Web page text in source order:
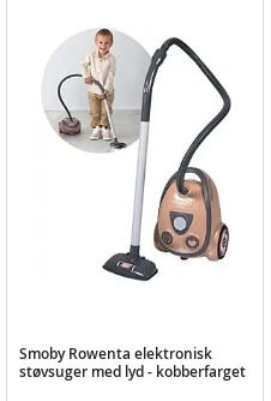
Smoby Rowenta elektronisk
støvsuger med lyd - kobberfarget